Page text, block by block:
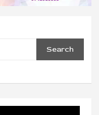
Search